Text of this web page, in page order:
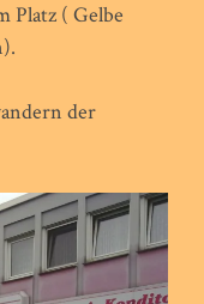
Platz ( Gelbe
der